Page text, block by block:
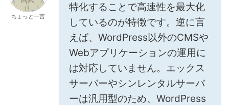
ちょっと一言
特化することで高速性を最大化
しているのが特徴です。逆に言
えば、WordPress以外のCMSや
Webアプリケーションの運用に
は対応していません。エックス
サーバーやシンレンタルサーバ
ーは汎用型のため、WordPress